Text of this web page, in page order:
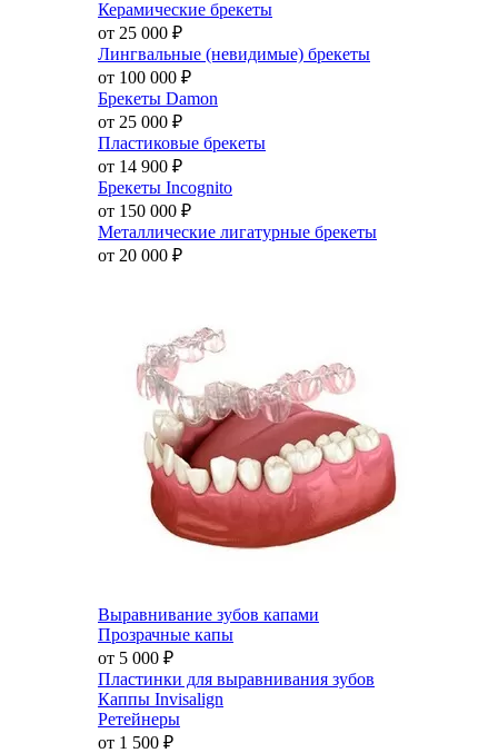
Керамические брекеты
от 25 000 ₽
Лингвальные (невидимые) брекеты
от 100 000 ₽
Брекеты Damon
от 25 000 ₽
Пластиковые брекеты
от 14 900 ₽
Брекеты Incognito
от 150 000 ₽
Металлические лигатурные брекеты
от 20 000 ₽
Выравнивание зубов капами
Прозрачные капы
от 5 000 ₽
Пластинки для выравнивания зубов
Каппы Invisalign
Ретейнеры
от 1 500 ₽